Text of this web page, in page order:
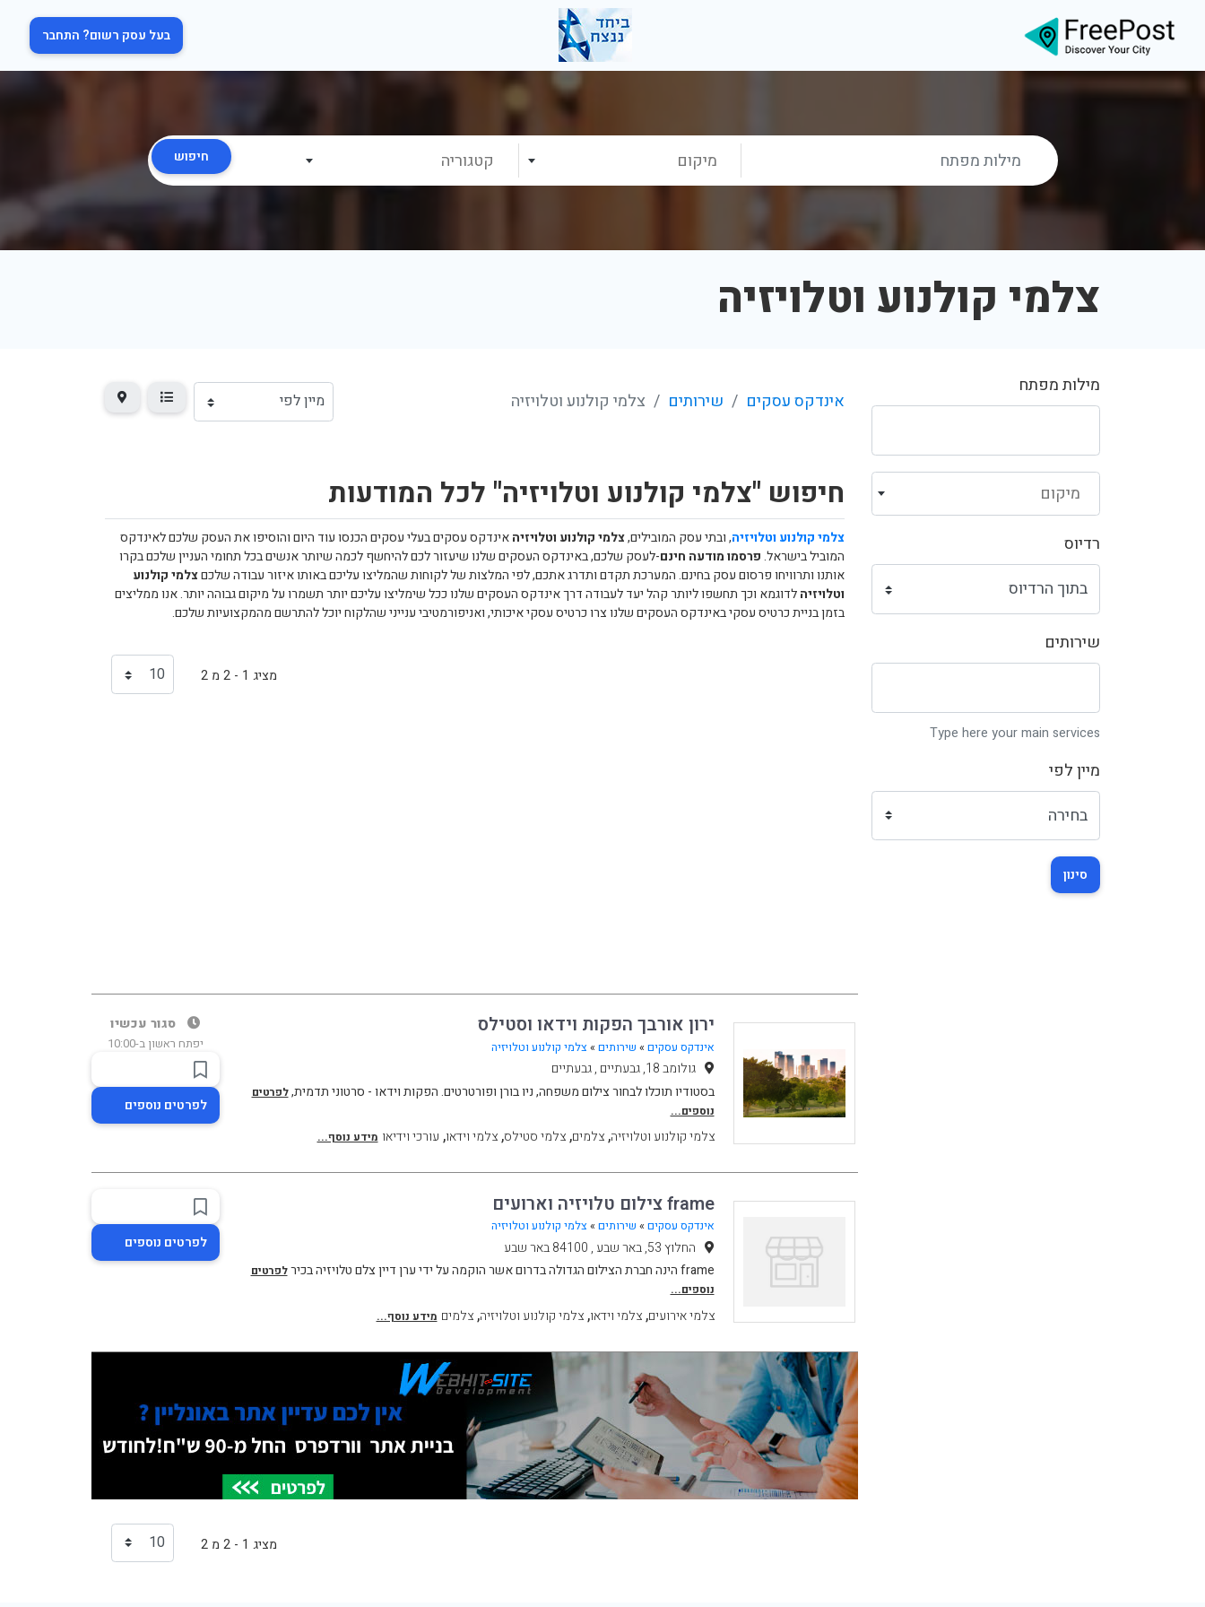
בעל עסק רשום? התחבר
מיקום קטגוריה חיפוש
צלמי קולנוע וטלויזיה
מילות מפתח
מיקום
רדיוס
שירותים
Type here your main services
מיין לפי
סינון
אינדקס עסקים שירותים צלמי קולנוע וטלויזיה
חיפוש "צלמי קולנוע וטלויזיה" לכל המודעות
צלמי קולנוע וטלויזיה, ובתי עסק המובילים,צלמי קולנוע וטלויזיהאינדקס עסקים בעלי עסקים הכנסו עוד היום והוסיפו את העסק שלכם לאינדקס
המוביל בישראל.פרסמו מודעה חינם-לעסק שלכם, באינדקס העסקים שלנו שיעזור לכם להיחשף לכמה שיותר אנשים בכל תחומי העניין שלכם בקרו
אותנו ותרוויחו פרסום עסק בחינם. המערכת תקדם ותדרג אתכם, לפי המלצות של לקוחות שהמליצו עליכם באותו איזור עבודה שלכםצלמי קולנוע
וטלויזיהלדוגמא וכך תחשפו ליותר קהל יעד לעבודה דרך אינדקס העסקים שלנו ככל שימליצו עליכם יותר תשמרו על מיקום גבוהה יותר. אנו ממליצים
בזמן בניית כרטיס עסקי באינדקס העסקים שלנו צרו כרטיס עסקי איכותי, ואניפורמטיבי ענייני שהלקוח יוכל להתרשם מהמקצועיות שלכם.
מציג 1 - 2 מ 2
ירון אורבך הפקות וידאו וסטילס
אינדקס עסקים » שירותים » צלמי קולנוע וטלויזיה
גולומב 18, גבעתיים , גבעתיים
בסטודיו תוכלו לבחור צילום משפחה, ניו בורן ופורטרטים. הפקות וידאו - סרטוני תדמית,לפרטים
נוספים...
צלמי קולנוע וטלויזיה,צלמים,צלמי סטילס,צלמי וידאו, עורכי וידיאו מידע נוסף...
סגור עכשיו
יפתח ראשון ב-10:00
לפרטים נוספים
frame צילום טלויזיה וארועים
אינדקס עסקים » שירותים » צלמי קולנוע וטלויזיה
החלוץ 53, באר שבע , 84100 באר שבע
frame הינה חברת הצילום הגדולה בדרום אשר הוקמה על ידי ערן דיין צלם טלויזיה בכיר
לפרטים
נוספים...
צלמי אירועים,צלמי וידאו,צלמי קולנוע וטלויזיה,צלמים מידע נוסף...
לפרטים נוספים
מציג 1 - 2 מ 2